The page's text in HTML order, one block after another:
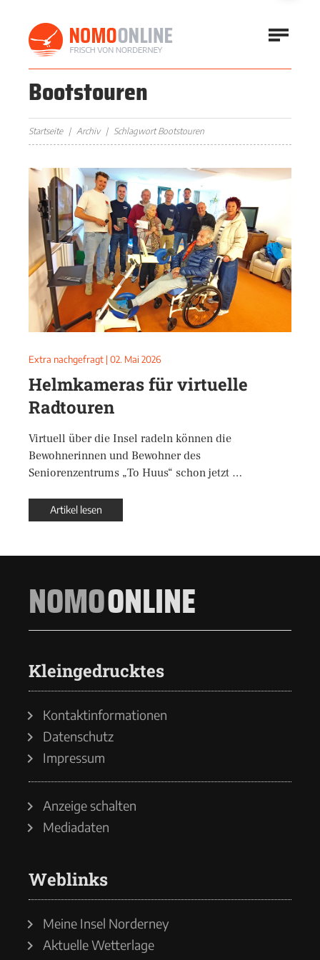
Bootstouren
Startseite Archiv Schlagwort Bootstouren
Extra nachgefragt | 02. Mai 2026
Helmkameras für virtuelle
Radtouren
Virtuell über die Insel radeln können die
Bewohnerinnen und Bewohner des
Seniorenzentrums „To Huus“ schon jetzt …
Artikel lesen
NOMOONLINE
Kleingedrucktes
Kontaktinformationen
Datenschutz
Impressum
Anzeige schalten
Mediadaten
Weblinks
Meine Insel Norderney
Aktuelle Wetterlage